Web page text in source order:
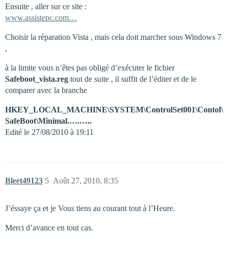
Ensuite , aller sur ce site :
www.assistepc.com…
Choisir la réparation Vista , mais cela doit marcher sous Windows 7
,
à la limite vous n’êtes pas obligé d’exécuter le fichier
Safeboot_vista.reg tout de suite , il suffit de l’éditer et de le
comparer avec la branche
HKEY_LOCAL_MACHINE\SYSTEM\ControlSet001\Contol\
SafeBoot\Minimal.….…..
Edité le 27/08/2010 à 19:11
Bleet49123 Août 27, 2010, 8:35
5
J’éssaye ça et je Vous tiens au courant tout à l’Heure.
Merci d’avance en tout cas.